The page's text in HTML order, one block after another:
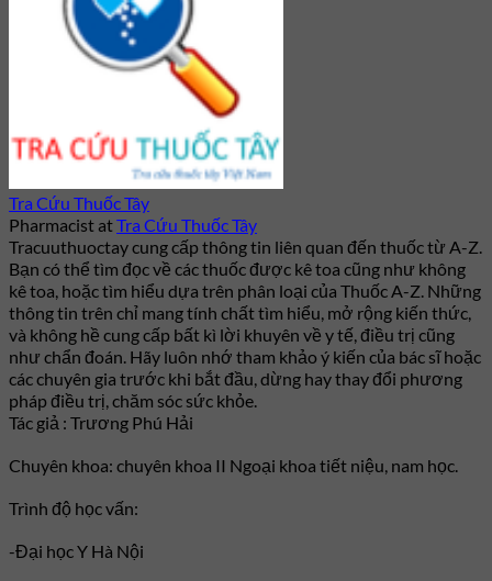
Tra Cứu Thuốc Tây
Pharmacist atTra Cứu Thuốc Tây
Tracuuthuoctay cung cấp thông tin liên quan đến thuốc từ A-Z.
Bạn có thể tìm đọc về các thuốc được kê toa cũng như không
kê toa, hoặc tìm hiểu dựa trên phân loại của Thuốc A-Z. Những
thông tin trên chỉ mang tính chất tìm hiểu, mở rộng kiến thức,
và không hề cung cấp bất kì lời khuyên về y tế, điều trị cũng
như chẩn đoán. Hãy luôn nhớ tham khảo ý kiến của bác sĩ hoặc
các chuyên gia trước khi bắt đầu, dừng hay thay đổi phương
pháp điều trị, chăm sóc sức khỏe.
Tác giả : Trương Phú Hải
Chuyên khoa: chuyên khoa II Ngoại khoa tiết niệu, nam học.
Trình độ học vấn:
-Đại học Y Hà Nội